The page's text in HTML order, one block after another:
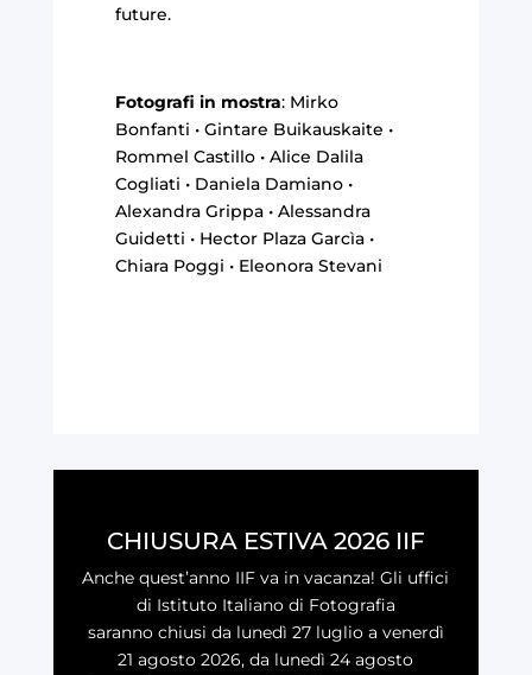
future.
Fotografi in mostra: Mirko
Bonfanti • Gintare Buikauskaite •
Rommel Castillo • Alice Dalila
Cogliati • Daniela Damiano •
Alexandra Grippa • Alessandra
Guidetti • Hector Plaza Garcìa •
Chiara Poggi • Eleonora Stevani
CHIUSURA ESTIVA 2026 IIF
Anche quest’anno IIF va in vacanza! Gli uffici
di Istituto Italiano di Fotografia
saranno chiusi da lunedì 27 luglio a venerdì
21 agosto 2026, da lunedì 24 agosto